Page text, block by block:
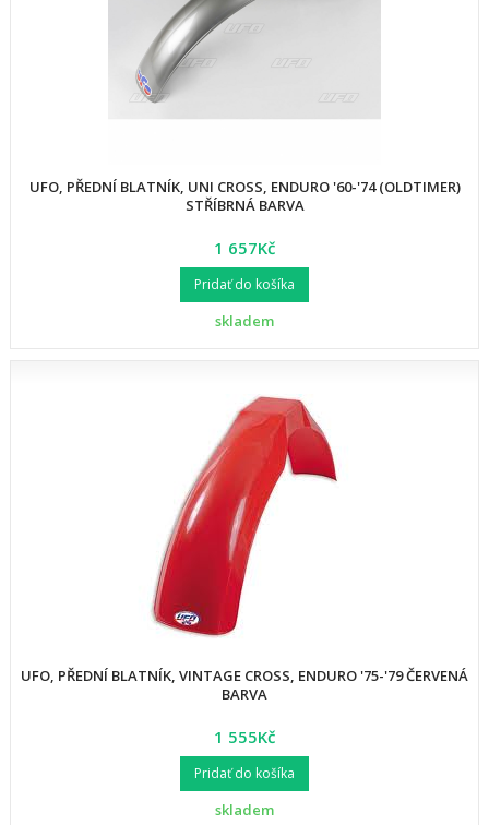
UFO, PŘEDNÍ BLATNÍK, UNI CROSS, ENDURO '60-'74 (OLDTIMER)
STŘÍBRNÁ BARVA
1 657Kč
Pridať do košíka
skladem
UFO, PŘEDNÍ BLATNÍK, VINTAGE CROSS, ENDURO '75-'79 ČERVENÁ
BARVA
1 555Kč
Pridať do košíka
skladem